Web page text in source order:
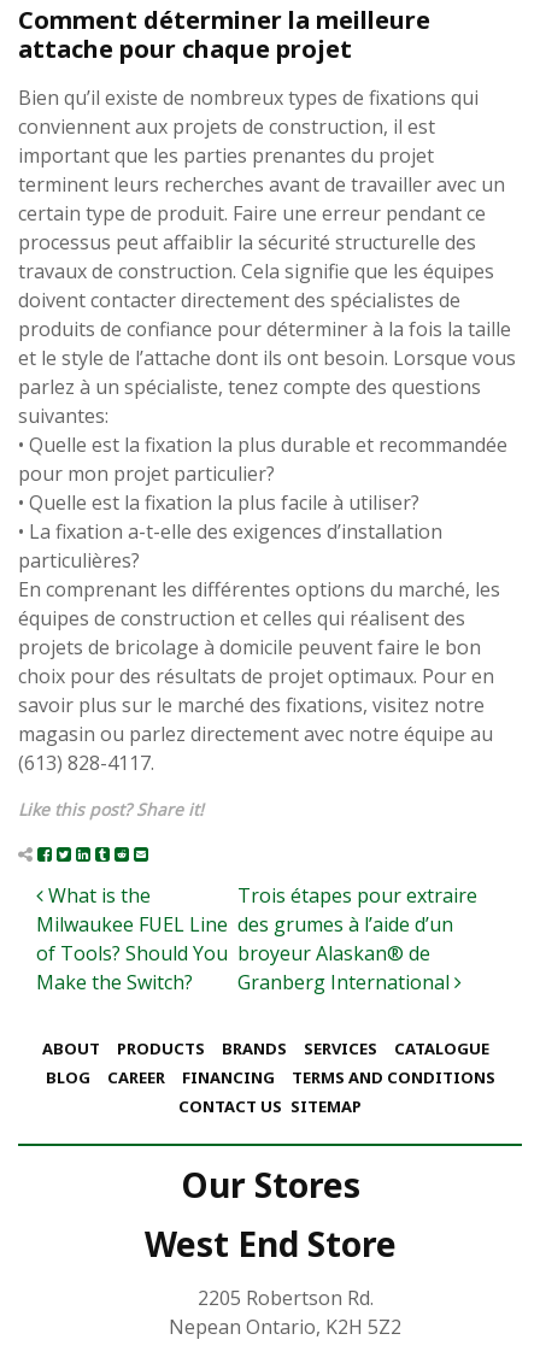
Comment déterminer la meilleure
attache pour chaque projet
Bien qu’il existe de nombreux types de fixations qui
conviennent aux projets de construction, il est
important que les parties prenantes du projet
terminent leurs recherches avant de travailler avec un
certain type de produit. Faire une erreur pendant ce
processus peut affaiblir la sécurité structurelle des
travaux de construction. Cela signifie que les équipes
doivent contacter directement des spécialistes de
produits de confiance pour déterminer à la fois la taille
et le style de l’attache dont ils ont besoin. Lorsque vous
parlez à un spécialiste, tenez compte des questions
suivantes:
• Quelle est la fixation la plus durable et recommandée
pour mon projet particulier?
• Quelle est la fixation la plus facile à utiliser?
• La fixation a-t-elle des exigences d’installation
particulières?
En comprenant les différentes options du marché, les
équipes de construction et celles qui réalisent des
projets de bricolage à domicile peuvent faire le bon
choix pour des résultats de projet optimaux. Pour en
savoir plus sur le marché des fixations, visitez notre
magasin ou parlez directement avec notre équipe au
(613) 828-4117.
Like this post? Share it!
Post navigation
What is the
Milwaukee FUEL Line
of Tools? Should You
Make the Switch?
Trois étapes pour extraire
des grumes à l’aide d’un
broyeur Alaskan® de
Granberg International
ABOUT PRODUCTS BRANDS SERVICES
CATALOGUE
BLOG
CAREER FINANCING
TERMS AND CONDITIONS
CONTACT US SITEMAP
Our Stores
West End Store
2205 Robertson Rd.
Nepean Ontario, K2H 5Z2